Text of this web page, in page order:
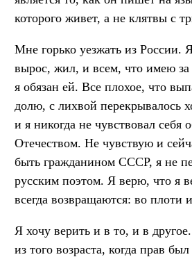
которого живет, а не клятвы с
Мне горько уезжать из России.
вырос, жил, и всем, что имею
я обязан ей. Все плохое, что
долю, с лихвой перекрывалось
и я никогда не чувствовал себя
Отечеством. Не чувствую и
быть гражданином СССР, я не
русским поэтом. Я верю, что я
всегда возвращаются: во плоти
Я хочу верить и в то, и в
из того возраста, когда прав